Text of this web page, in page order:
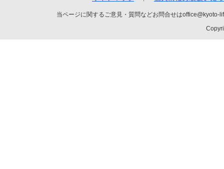
当ページに関するご意見・質問などお問合せは